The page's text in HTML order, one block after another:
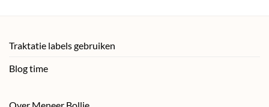
Traktatie labels gebruiken
Blog time